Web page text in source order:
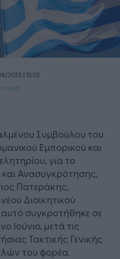
2025 | 15:02
Συμβούλου του
Εμπορικού και
για το
Ανασυγκρότησης,
Πατεράκης,
Διοικητικού
συγκροτήθηκε σε
Ιούνιο, μετά τις
Τακτικής Γενικής
του φορέα.